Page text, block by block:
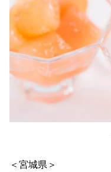
＜宮城県＞